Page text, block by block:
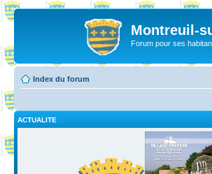
Montreuil-
Forum pour ses
Index du forum
ACTUALITE